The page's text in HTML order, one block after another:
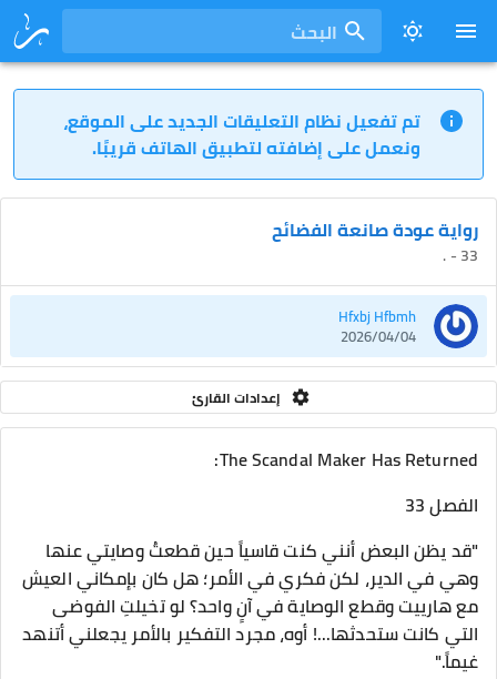
البحث
تم تفعيل نظام التعليقات الجديد على الموقع،
ونعمل على إضافته لتطبيق الهاتف قريبًا.
رواية عودة صانعة الفضائح
33 - .
Hfxbj Hfbmh
2026/04/04
إعدادات القارئ
The Scandal Maker Has Returned:
الفصل 33
​"قد يظن البعض أنني كنت قاسياً حين قطعتُ وصايتي عنها
وهي في الدير، لكن فكري في الأمر؛ هل كان بإمكاني العيش
مع هارييت وقطع الوصاية في آنٍ واحد؟ لو تخيلتِ الفوضى
التي كانت ستحدثها...! أوه، مجرد التفكير بالأمر يجعلني أتنهد
غيماً."